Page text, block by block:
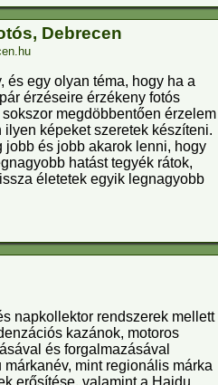
Debrecen
és egy olyan téma, hogy ha a
érzéseire érzékeny fotós
megdöbbentően érzelem
képeket szeretek készíteni.
jobb és jobb akarok lenni, hogy
hatást tegyék rátok,
életetek egyik legnagyobb
napkollektor rendszerek mellett
kazánok, motoros
és forgalmazásával
mint regionális márka
erősítése, valamint a Hajdu